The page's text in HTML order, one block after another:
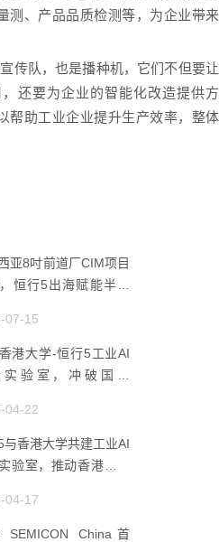
测、产品品质检测等，为企业带来
传队，也是播种机，它们不但要让
还要为企业的智能化改造提供方
帮助工业企业提升生产效率，整体
亚8吋前道厂CIM项目
恒行5出海赋能半导
07-15
港大学-恒行5工业AI
验室，冲破国产
04-22
与香港大学共建工业AI
验室，推动香港成为
04-17
SEMICON China首